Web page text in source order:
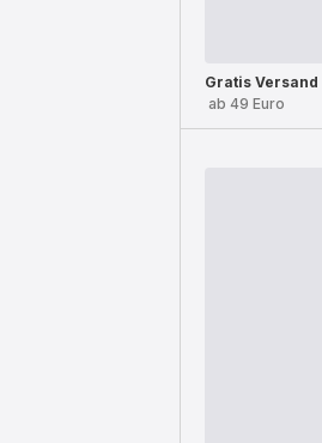
Gratis Versand
ab 49 Euro